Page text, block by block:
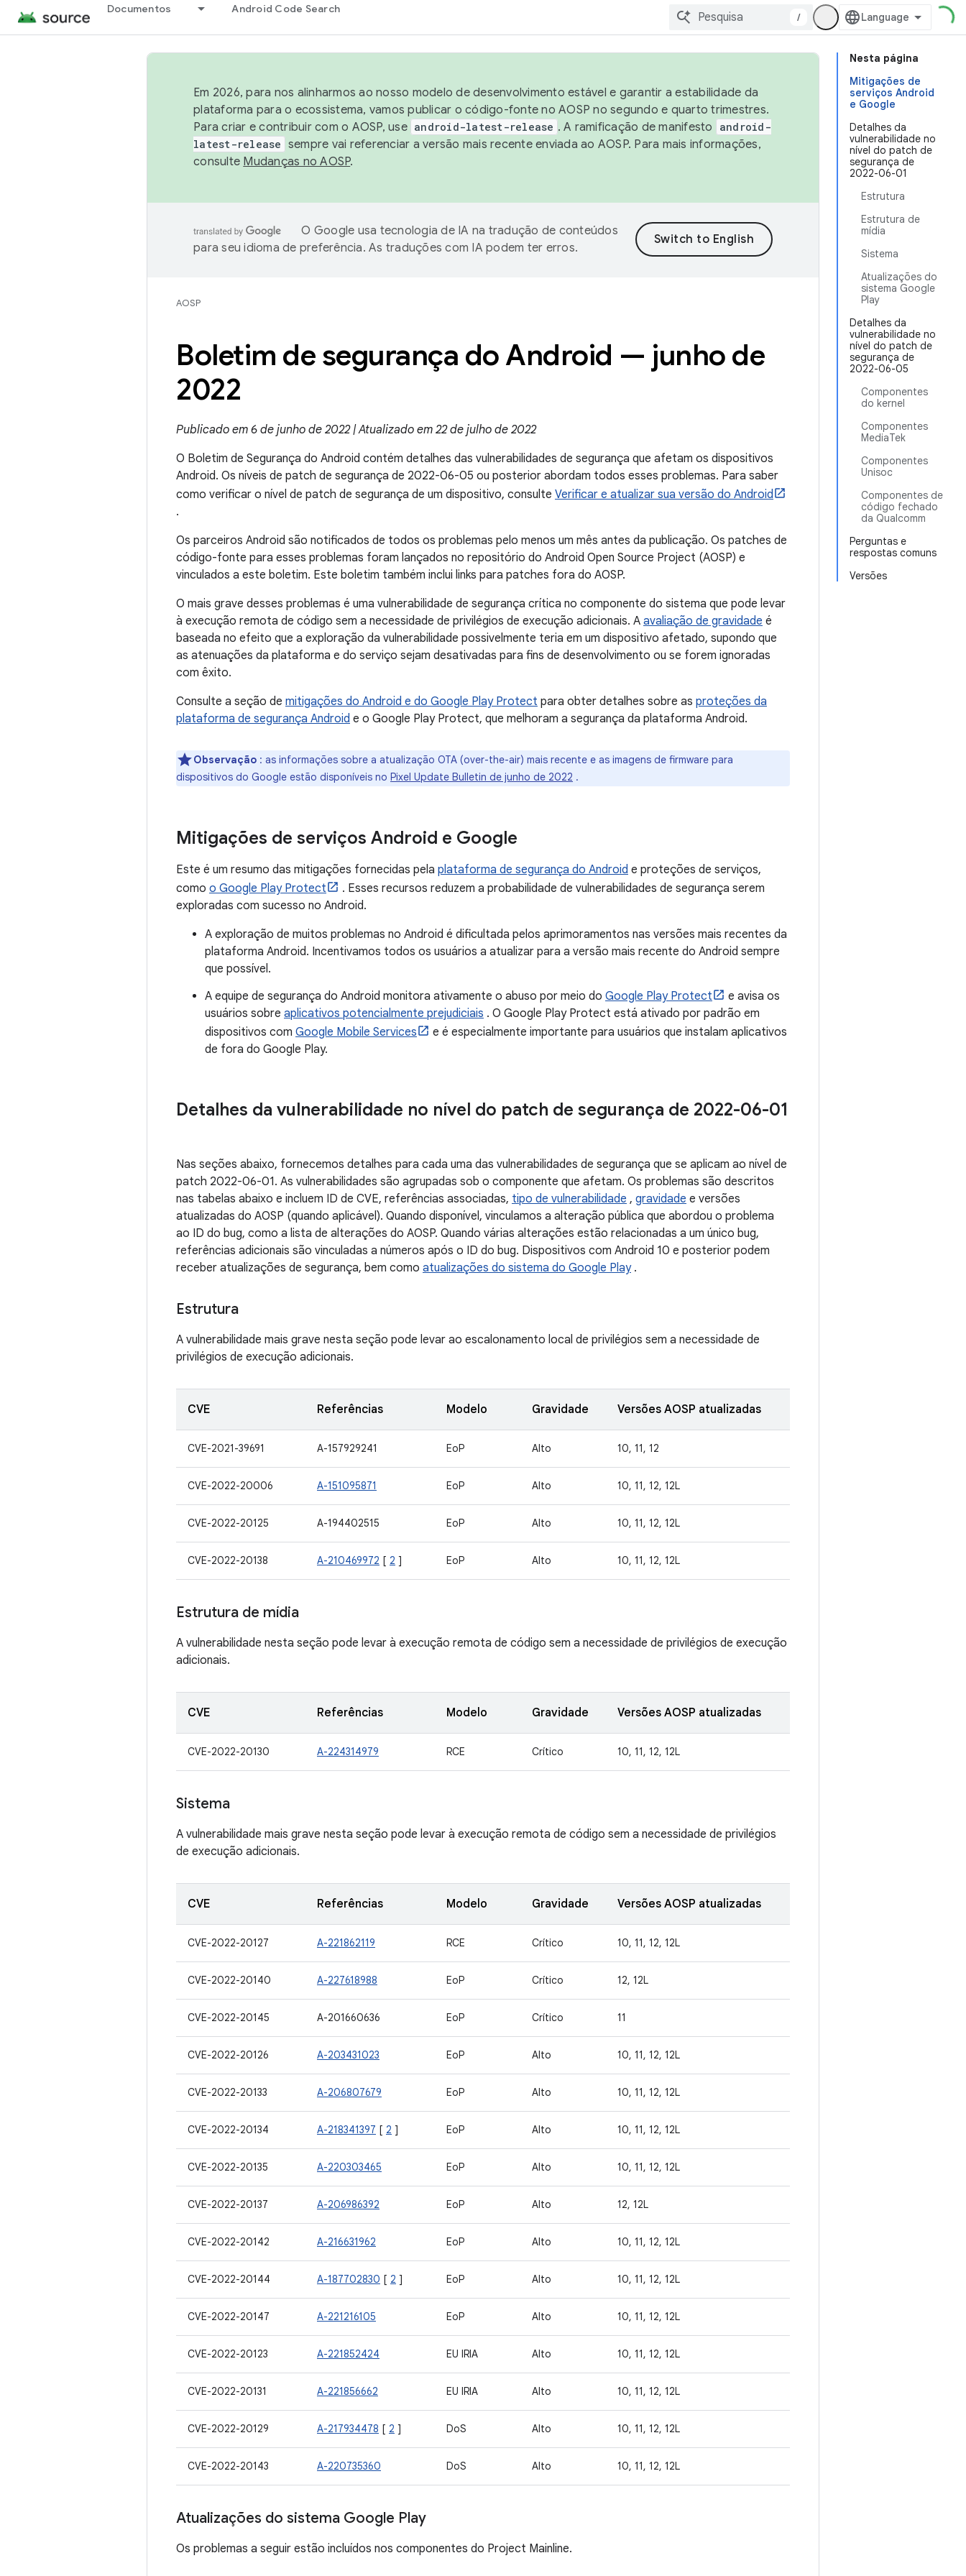
Documentos Android Code Search
/
Nesta página
Mitigações de
serviços Android
e Google
Detalhes da
vulnerabilidade no
nível do patch de
segurança de
2022-06-01
Estrutura
Estrutura de
mídia
Sistema
Atualizações do
sistema Google
Play
Detalhes da
vulnerabilidade no
nível do patch de
segurança de
2022-06-05
Componentes
do kernel
Componentes
MediaTek
Componentes
Unisoc
Componentes de
código fechado
da Qualcomm
Perguntas e
respostas comuns
Versões
Em 2026, para nos alinharmos ao nosso modelo de desenvolvimento estável e garantir a estabilidade da
plataforma para o ecossistema, vamos publicar o código-fonte no AOSP no segundo e quarto trimestres.
Para criar e contribuir com o AOSP, use android-latest-release . A ramificação de manifesto
android-
latest-release sempre vai referenciar a versão mais recente enviada ao AOSP. Para mais informações,
consulte Mudanças no AOSP.
O Google usa tecnologia de IA na tradução de conteúdos
para seu idioma de preferência. As traduções com IA podem ter erros.
AOSP
Boletim de segurança do Android — junho de
2022
Publicado em 6 de junho de 2022 | Atualizado em 22 de julho de 2022
O Boletim de Segurança do Android contém detalhes das vulnerabilidades de segurança que afetam os dispositivos
Android. Os níveis de patch de segurança de 2022-06-05 ou posterior abordam todos esses problemas. Para saber
como verificar o nível de patch de segurança de um dispositivo, consulte Verificar e atualizar sua versão do Android
.
Os parceiros Android são notificados de todos os problemas pelo menos um mês antes da publicação. Os patches de
código-fonte para esses problemas foram lançados no repositório do Android Open Source Project (AOSP) e
vinculados a este boletim. Este boletim também inclui links para patches fora do AOSP.
O mais grave desses problemas é uma vulnerabilidade de segurança crítica no componente do sistema que pode levar
à execução remota de código sem a necessidade de privilégios de execução adicionais. A avaliação de gravidade é
baseada no efeito que a exploração da vulnerabilidade possivelmente teria em um dispositivo afetado, supondo que
as atenuações da plataforma e do serviço sejam desativadas para fins de desenvolvimento ou se forem ignoradas
com êxito.
Consulte a seção de mitigações do Android e do Google Play Protect para obter detalhes sobre as proteções da
plataforma de segurança Android e o Google Play Protect, que melhoram a segurança da plataforma Android.
Observação : as informações sobre a atualização OTA (over-the-air) mais recente e as imagens de firmware para
dispositivos do Google estão disponíveis no Pixel Update Bulletin de junho de 2022 .
Mitigações de serviços Android e Google
Este é um resumo das mitigações fornecidas pela plataforma de segurança do Android e proteções de serviços,
como o Google Play Protect
. Esses recursos reduzem a probabilidade de vulnerabilidades de segurança serem
exploradas com sucesso no Android.
A exploração de muitos problemas no Android é dificultada pelos aprimoramentos nas versões mais recentes da
plataforma Android. Incentivamos todos os usuários a atualizar para a versão mais recente do Android sempre
que possível.
A equipe de segurança do Android monitora ativamente o abuso por meio do Google Play Protect
e avisa os
usuários sobre aplicativos potencialmente prejudiciais . O Google Play Protect está ativado por padrão em
dispositivos com Google Mobile Services
e é especialmente importante para usuários que instalam aplicativos
de fora do Google Play.
Detalhes da vulnerabilidade no nível do patch de segurança de 2022-06-01
Nas seções abaixo, fornecemos detalhes para cada uma das vulnerabilidades de segurança que se aplicam ao nível de
patch 2022-06-01. As vulnerabilidades são agrupadas sob o componente que afetam. Os problemas são descritos
nas tabelas abaixo e incluem ID de CVE, referências associadas, tipo de vulnerabilidade , gravidade e versões
atualizadas do AOSP (quando aplicável). Quando disponível, vinculamos a alteração pública que abordou o problema
ao ID do bug, como a lista de alterações do AOSP. Quando várias alterações estão relacionadas a um único bug,
referências adicionais são vinculadas a números após o ID do bug. Dispositivos com Android 10 e posterior podem
receber atualizações de segurança, bem como atualizações do sistema do Google Play.
Estrutura
A vulnerabilidade mais grave nesta seção pode levar ao escalonamento local de privilégios sem a necessidade de
privilégios de execução adicionais.
CVE Referências Modelo Gravidade Versões AOSP atualizadas
CVE-2021-39691 A-157929241 EoP Alto 10, 11, 12
CVE-2022-20006 A-151095871 EoP Alto 10, 11, 12, 12L
CVE-2022-20125 A-194402515 EoP Alto 10, 11, 12, 12L
CVE-2022-20138 A-210469972 [ 2 ] EoP Alto 10, 11, 12, 12L
Estrutura de mídia
A vulnerabilidade nesta seção pode levar à execução remota de código sem a necessidade de privilégios de execução
adicionais.
CVE Referências Modelo Gravidade Versões AOSP atualizadas
CVE-2022-20130 A-224314979 RCE Crítico 10, 11, 12, 12L
Sistema
A vulnerabilidade mais grave nesta seção pode levar à execução remota de código sem a necessidade de privilégios
de execução adicionais.
CVE Referências Modelo Gravidade Versões AOSP atualizadas
CVE-2022-20127 A-221862119 RCE Crítico 10, 11, 12, 12L
CVE-2022-20140 A-227618988 EoP Crítico 12, 12L
CVE-2022-20145 A-201660636 EoP Crítico 11
CVE-2022-20126 A-203431023 EoP Alto 10, 11, 12, 12L
CVE-2022-20133 A-206807679 EoP Alto 10, 11, 12, 12L
CVE-2022-20134 A-218341397 [ 2 ] EoP Alto 10, 11, 12, 12L
CVE-2022-20135 A-220303465 EoP Alto 10, 11, 12, 12L
CVE-2022-20137 A-206986392 EoP Alto 12, 12L
CVE-2022-20142 A-216631962 EoP Alto 10, 11, 12, 12L
CVE-2022-20144 A-187702830 [ 2 ] EoP Alto 10, 11, 12, 12L
CVE-2022-20147 A-221216105 EoP Alto 10, 11, 12, 12L
CVE-2022-20123 A-221852424 EU IRIA Alto 10, 11, 12, 12L
CVE-2022-20131 A-221856662 EU IRIA Alto 10, 11, 12, 12L
CVE-2022-20129 A-217934478 [ 2 ] DoS Alto 10, 11, 12, 12L
CVE-2022-20143 A-220735360 DoS Alto 10, 11, 12, 12L
Atualizações do sistema Google Play
Os problemas a seguir estão incluídos nos componentes do Project Mainline.